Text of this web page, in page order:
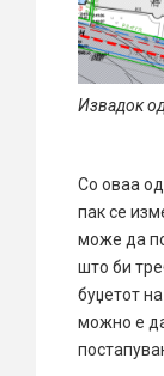
Извадок
Со оваа
пак се
може да
што би
буџетот
можно е